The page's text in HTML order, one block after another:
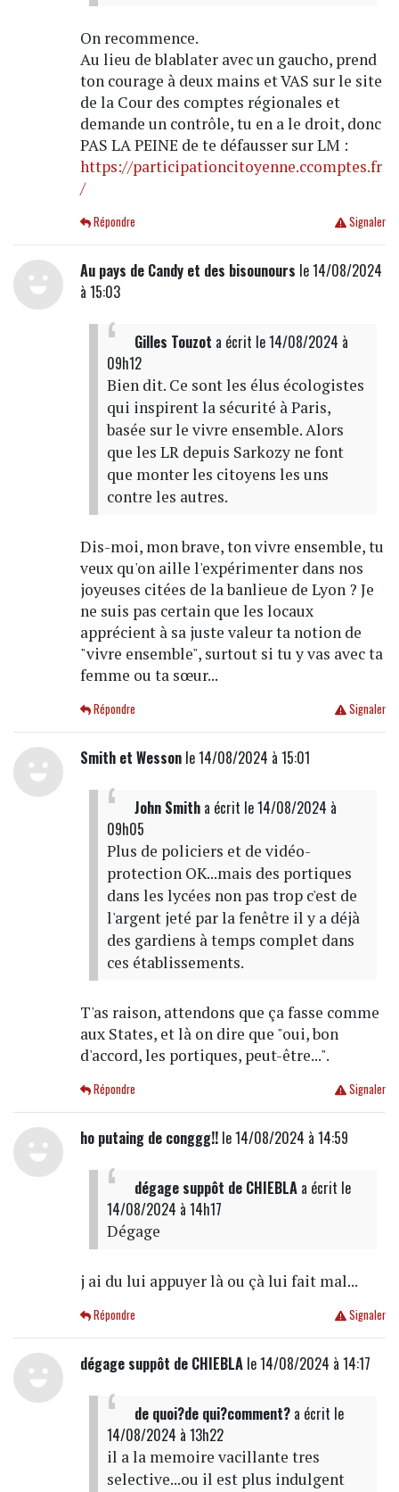
On recommence.
Au lieu de blablater avec un gaucho, prend
ton courage à deux mains et VAS sur le site
de la Cour des comptes régionales et
demande un contrôle, tu en a le droit, donc
PAS LA PEINE de te défausser sur LM :
https://participationcitoyenne.ccomptes.fr
/
Signaler
Répondre
Au pays de Candy et des bisounours le 14/08/2024
à 15:03
Gilles Touzot a écrit le 14/08/2024 à
09h12
Bien dit. Ce sont les élus écologistes
qui inspirent la sécurité à Paris,
basée sur le vivre ensemble. Alors
que les LR depuis Sarkozy ne font
que monter les citoyens les uns
contre les autres.
Dis-moi, mon brave, ton vivre ensemble, tu
veux qu'on aille l'expérimenter dans nos
joyeuses citées de la banlieue de Lyon ? Je
ne suis pas certain que les locaux
apprécient à sa juste valeur ta notion de
"vivre ensemble", surtout si tu y vas avec ta
femme ou ta sœur...
Signaler
Répondre
Smith et Wessonle 14/08/2024 à 15:01
John Smitha écrit le 14/08/2024 à
09h05
Plus de policiers et de vidéo-
protection OK...mais des portiques
dans les lycées non pas trop c'est de
l'argent jeté par la fenêtre il y a déjà
des gardiens à temps complet dans
ces établissements.
T'as raison, attendons que ça fasse comme
aux States, et là on dire que "oui, bon
d'accord, les portiques, peut-être...".
Signaler
Répondre
ho putaing de conggg!!le 14/08/2024 à 14:59
dégage suppôt de CHIEBLAa écrit le
14/08/2024 à 14h17
Dégage
j ai du lui appuyer là ou çà lui fait mal...
Signaler
Répondre
dégage suppôt de CHIEBLAle 14/08/2024 à 14:17
de quoi?de qui?comment?a écrit le
14/08/2024 à 13h22
il a la memoire vacillante tres
selective...ou il est plus indulgent